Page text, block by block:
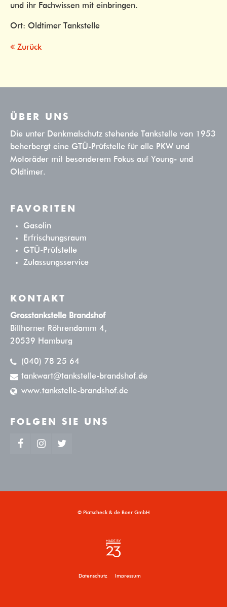
und ihr Fachwissen mit einbringen.
Ort: Oldtimer Tankstelle
Zurück
ÜBER UNS
Die unter Denkmalschutz stehende Tankstelle von 1953
beherbergt eine GTÜ-Prüfstelle für alle PKW und
Motoräder mit besonderem Fokus auf Young- und
Oldtimer.
FAVORITEN
Gasolin
Erfrischungsraum
GTÜ-Prüfstelle
Zulassungsservice
KONTAKT
Grosstankstelle Brandshof
Billhorner Röhrendamm 4,
20539 Hamburg
(040) 78 25 64
tankwart@tankstelle-brandshof.de
www.tankstelle-brandshof.de
FOLGEN SIE UNS
© Piatscheck & de Boer GmbH
Datenschutz Impressum